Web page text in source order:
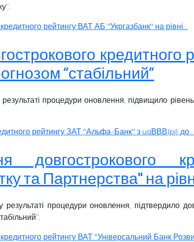
”.
рейтингу ВАТ АБ "Укргазбанк" на рівні...
“стабільний”
процедури оновлення, підвищило
рейтингу ЗАТ "Альфа-Банк" з uaВВВ(pi) до...
довгострокового
та Партнерства" на
процедури оновлення, підтвердило
”.
рейтингу ВАТ "Універсальний Банк